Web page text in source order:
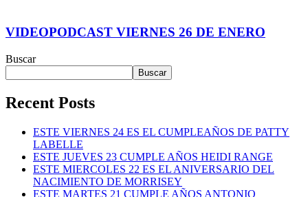
VIDEOPODCAST VIERNES 26 DE ENERO
Buscar
Buscar
Recent Posts
ESTE VIERNES 24 ES EL CUMPLEAÑOS DE PATTY
LABELLE
ESTE JUEVES 23 CUMPLE AÑOS HEIDI RANGE
ESTE MIERCOLES 22 ES EL ANIVERSARIO DEL
NACIMIENTO DE MORRISEY
ESTE MARTES 21 CUMPLE AÑOS ANTONIO